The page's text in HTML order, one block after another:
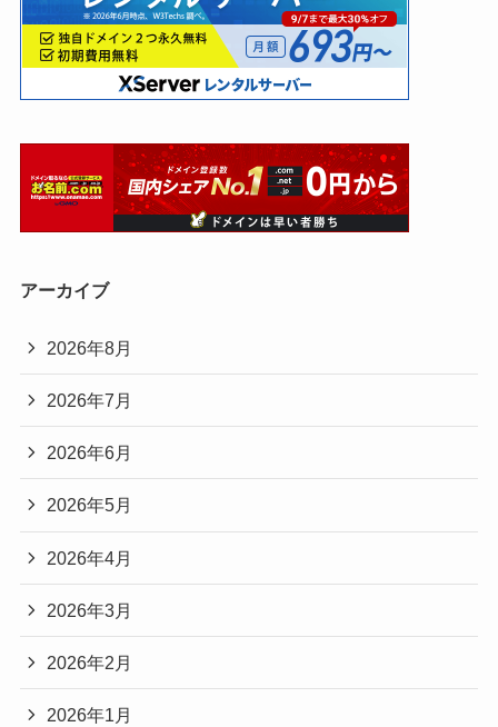
アーカイブ
2026年8月
2026年7月
2026年6月
2026年5月
2026年4月
2026年3月
2026年2月
2026年1月